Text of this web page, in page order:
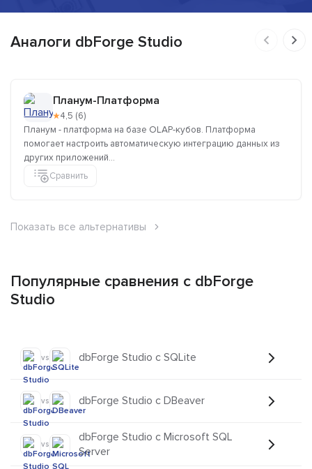
Аналоги dbForge Studio
Планум-Платформа
★4,5 (6)
Планум - платформа на базе OLAP-кубов. Платформа
помогает настроить автоматическую интеграцию данных из
других приложений...
Сравнить
Показать все альтернативы
Популярные сравнения с dbForge
Studio
vs dbForge Studio с SQLite
vs dbForge Studio с DBeaver
vs
dbForge Studio с Microsoft SQL
Server